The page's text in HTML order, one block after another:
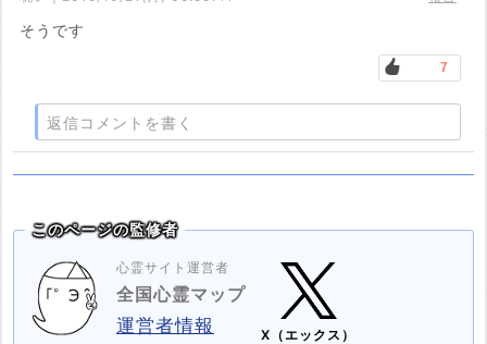
そうです
7
返信コメントを書く
このページの監修者
心霊サイト運営者
全国心霊マップ
運営者情報
X（エックス）